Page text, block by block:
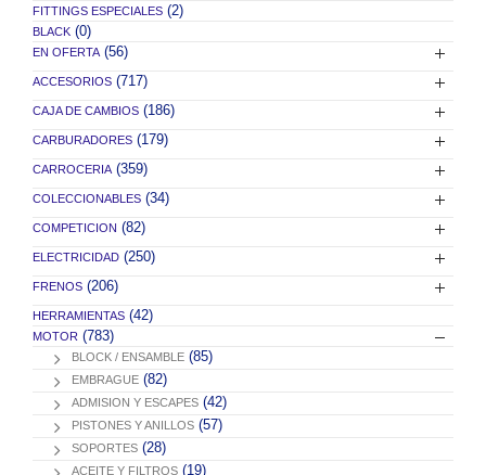
FITTINGS ESPECIALES (2)
BLACK (0)
EN OFERTA (56)
ACCESORIOS (717)
CAJA DE CAMBIOS (186)
CARBURADORES (179)
CARROCERIA (359)
COLECCIONABLES (34)
COMPETICION (82)
ELECTRICIDAD (250)
FRENOS (206)
HERRAMIENTAS (42)
MOTOR (783)
BLOCK / ENSAMBLE (85)
EMBRAGUE (82)
ADMISION Y ESCAPES (42)
PISTONES Y ANILLOS (57)
SOPORTES (28)
ACEITE Y FILTROS (19)